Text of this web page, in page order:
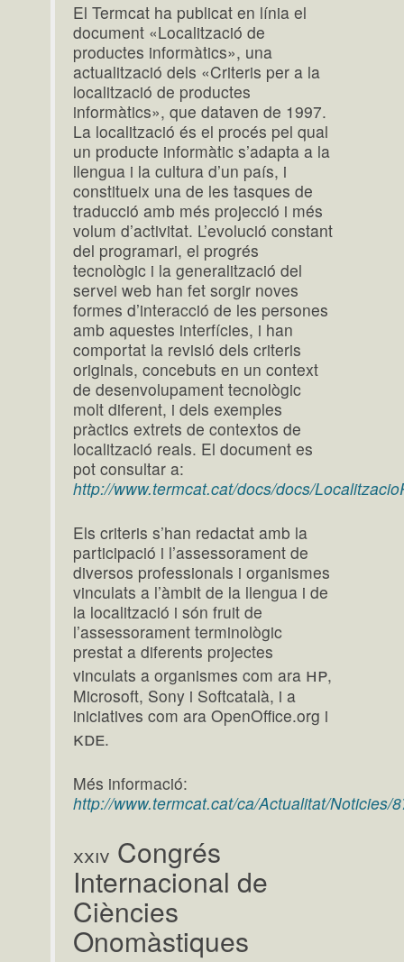
El Termcat ha publicat en línia el
document «Localització de
productes informàtics», una
actualització dels «Criteris per a la
localització de productes
informàtics», que dataven de 1997.
La localització és el procés pel qual
un producte informàtic s’adapta a la
llengua i la cultura d’un país, i
constitueix una de les tasques de
traducció amb més projecció i més
volum d’activitat. L’evolució constant
del programari, el progrés
tecnològic i la generalització del
servei web han fet sorgir noves
formes d’interacció de les persones
amb aquestes interfícies, i han
comportat la revisió dels criteris
originals, concebuts en un context
de desenvolupament tecnològic
molt diferent, i dels exemples
pràctics extrets de contextos de
localització reals. El document es
pot consultar a:
http://www.termcat.cat/docs/docs/
Els criteris s’han redactat amb la
participació i l’assessorament de
diversos professionals i organismes
vinculats a l’àmbit de la llengua i de
la localització i són fruit de
l’assessorament terminològic
prestat a diferents projectes
vinculats a organismes com ara hp,
Microsoft, Sony i Softcatalà, i a
iniciatives com ara OpenOffice.org i
kde.
Més informació:
http://www.termcat.cat/ca/Actualitat/Noticies/
xxiv Congrés
Internacional de
Ciències
Onomàstiques